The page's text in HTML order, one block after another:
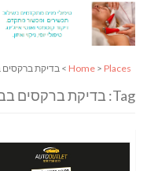
Home > Places > בדיקת
Tag: בדיקת ברקסים בבאר שבע